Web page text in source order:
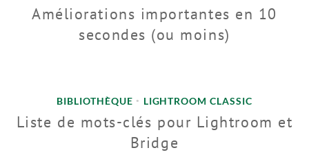
Améliorations importantes en 10
secondes (ou moins)
BIBLIOTHÈQUE • LIGHTROOM CLASSIC
Liste de mots-clés pour Lightroom et
Bridge